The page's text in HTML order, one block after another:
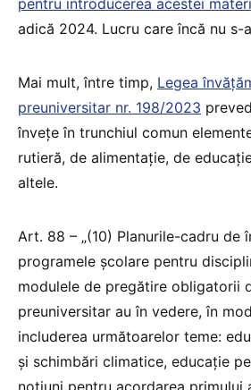
adică 2024. Lucru care încă nu s-
Mai mult, între timp, Legea
preuniversitar nr. 198/2023
învețe în trunchiul comun
rutieră, de alimentație, de
altele.
Art. 88 – „(10) Planurile-cadru de
programele școlare pentru
modulele de pregătire obligatorii
preuniversitar au în vedere, în
includerea următoarelor teme:
și schimbări climatice, educație
noțiuni pentru acordarea primului